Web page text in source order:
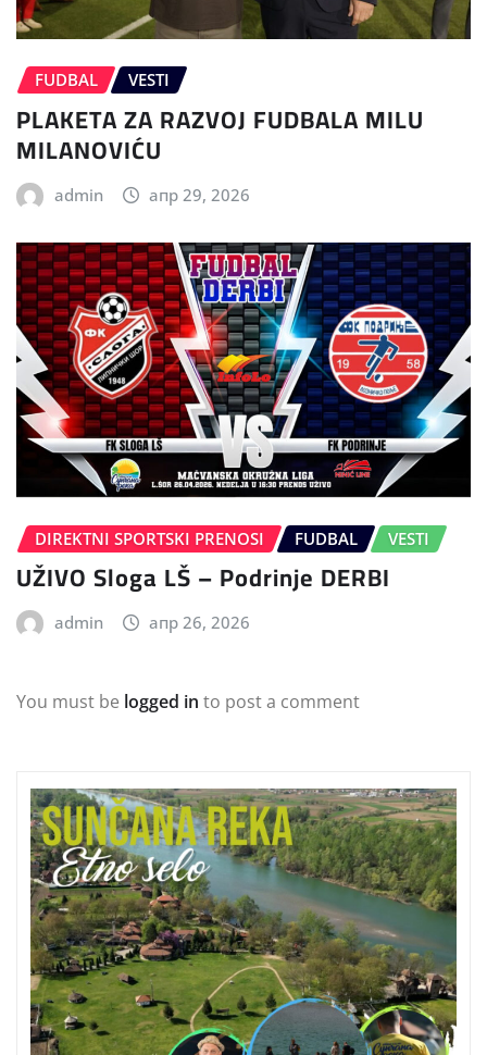
FUDBAL VESTI
PLAKETA ZA RAZVOJ FUDBALA MILU
MILANOVIĆU
admin апр 29, 2026
DIREKTNI SPORTSKI PRENOSI FUDBAL VESTI
UŽIVO Sloga LŠ – Podrinje DERBI
admin апр 26, 2026
You must be logged in to post a comment